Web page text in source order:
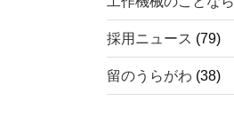
採用ニュース (79)
留のうらがわ (38)